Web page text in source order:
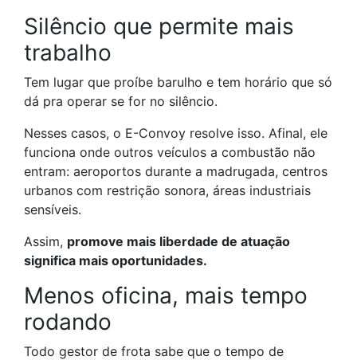
Silêncio que permite mais
trabalho
Tem lugar que proíbe barulho e tem horário que só
dá pra operar se for no silêncio.
Nesses casos, o E-Convoy resolve isso. Afinal, ele
funciona onde outros veículos a combustão não
entram: aeroportos durante a madrugada, centros
urbanos com restrição sonora, áreas industriais
sensíveis.
Assim, promove mais liberdade de atuação
significa mais oportunidades.
Menos oficina, mais tempo
rodando
Todo gestor de frota sabe que o tempo de